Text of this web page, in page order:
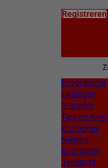
Registreren
Programma
Uitslagen
V-spellen
Tips en meer
Promoties
Nieuws
Informatie
Jackpots